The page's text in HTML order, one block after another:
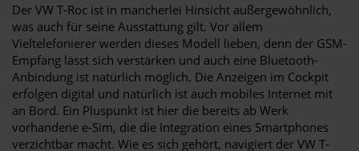
Der VW T-Roc ist in mancherlei Hinsicht außergewöhnlich,
was auch für seine Ausstattung gilt. Vor allem
Vieltelefonierer werden dieses Modell lieben, denn der GSM-
Empfang lässt sich verstärken und auch eine Bluetooth-
Anbindung ist natürlich möglich. Die Anzeigen im Cockpit
erfolgen digital und natürlich ist auch mobiles Internet mit
an Bord. Ein Pluspunkt ist hier die bereits ab Werk
vorhandene e-Sim, die die Integration eines Smartphones
verzichtbar macht. Wie es sich gehört, navigiert der VW T-